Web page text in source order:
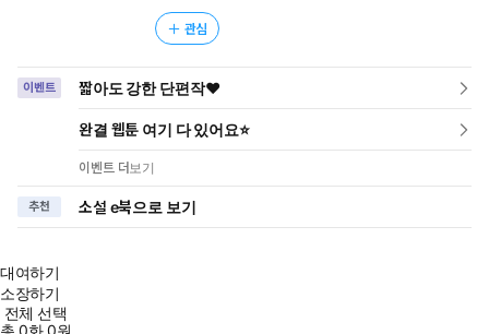
관심
이벤트 짧아도 강한 단편작❤️
완결 웹툰 여기 다 있어요⭐
이벤트 더보기
추천 소설 e북으로 보기
대여하기
소장하기
전체 선택
총0화0원